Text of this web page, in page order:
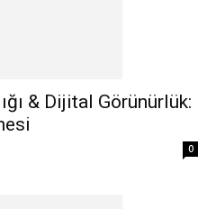
& Dijital Görünürlük:
0